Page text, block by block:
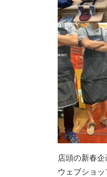
店頭の新春企
ウェブショ